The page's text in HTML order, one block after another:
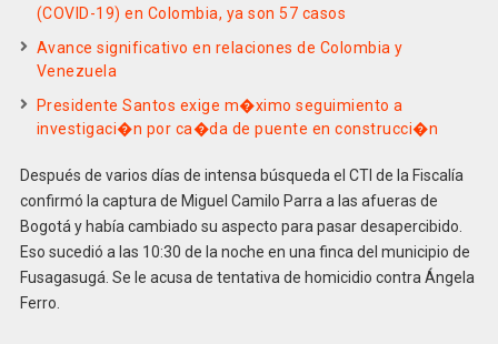
(COVID-19) en Colombia, ya son 57 casos
Avance significativo en relaciones de Colombia y
Venezuela
Presidente Santos exige m�ximo seguimiento a
investigaci�n por ca�da de puente en construcci�n
Después de varios días de intensa búsqueda el CTI de la Fiscalía
confirmó la captura de Miguel Camilo Parra a las afueras de
Bogotá y había cambiado su aspecto para pasar desapercibido.
Eso sucedió a las 10:30 de la noche en una finca del municipio de
Fusagasugá. Se le acusa de tentativa de homicidio contra Ángela
Ferro.